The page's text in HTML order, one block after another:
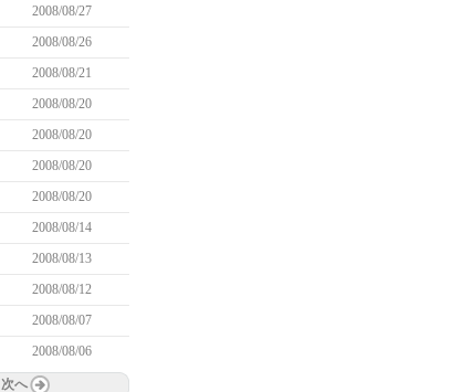
2008/08/27
2008/08/26
2008/08/21
2008/08/20
2008/08/20
2008/08/20
2008/08/20
2008/08/14
2008/08/13
2008/08/12
2008/08/07
2008/08/06
次へ